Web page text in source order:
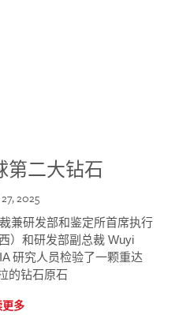
第二大钻石
2025
兼研发部和鉴定所首席执行
）和研发部副总裁 Wuyi
研究人员检验了一颗重达
的钻石原石
多